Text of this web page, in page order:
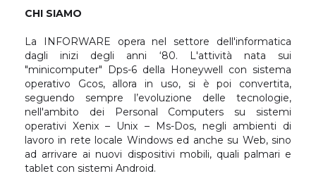
CHI SIAMO
La INFORWARE opera nel settore dell'informatica
dagli inizi degli anni ‘80. L'attività nata sui
"minicomputer" Dps-6 della Honeywell con sistema
operativo Gcos, allora in uso, si è poi convertita,
seguendo sempre l’evoluzione delle tecnologie,
nell'ambito dei Personal Computers su sistemi
operativi Xenix – Unix – Ms-Dos, negli ambienti di
lavoro in rete locale Windows ed anche su Web, sino
ad arrivare ai nuovi dispositivi mobili, quali palmari e
tablet con sistemi Android.